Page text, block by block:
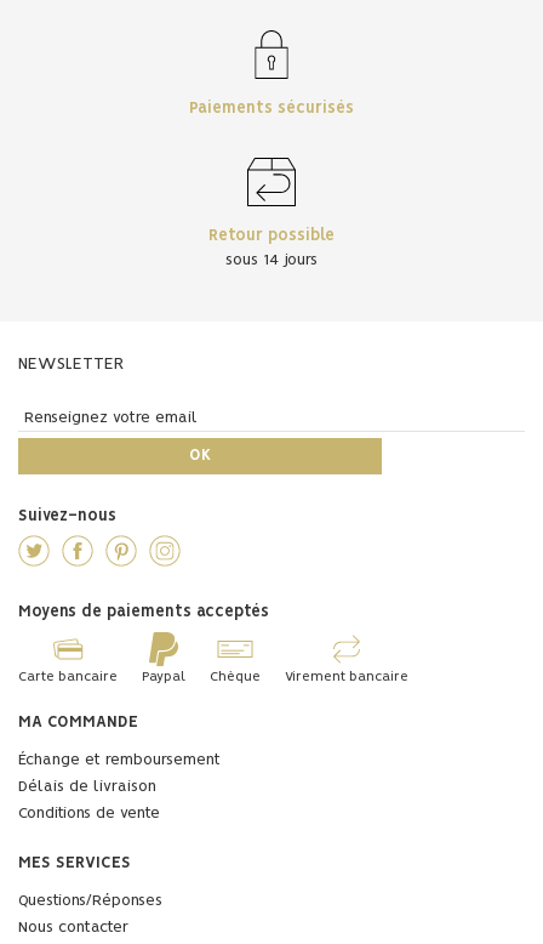
Paiements sécurisés
Retour possible
sous 14 jours
NEWSLETTER
Suivez-nous
Moyens de paiements acceptés
Carte bancaire Paypal Chèque Virement bancaire
MA COMMANDE
Échange et remboursement
Délais de livraison
Conditions de vente
MES SERVICES
Questions/Réponses
Nous contacter